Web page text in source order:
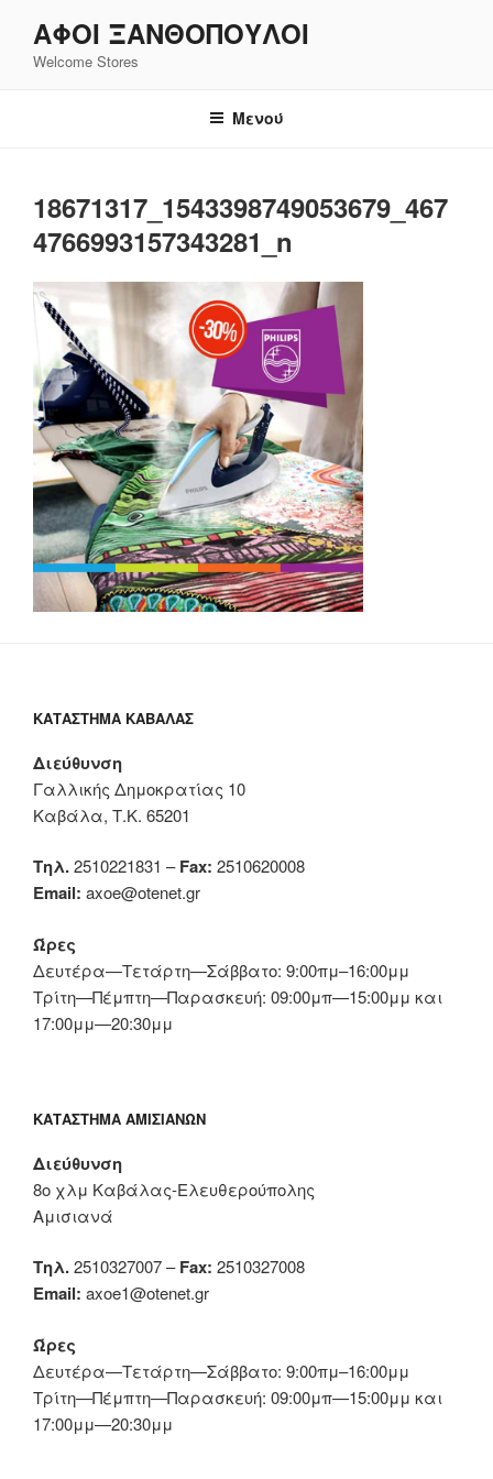
περιεχόμενο
ΑΦΟΙ ΞΑΝΘΌΠΟΥΛΟΙ
Welcome Stores
Μενού
18671317_1543398749053679_467
4766993157343281_n
ΚΑΤΆΣΤΗΜΑ ΚΑΒΆΛΑΣ
Διεύθυνση
Γαλλικής Δημοκρατίας 10
Καβάλα, Τ.Κ. 65201
Τηλ.2510221831 –Fax: 2510620008
Email: axoe@otenet.gr
Ώρες
Δευτέρα—Τετάρτη—Σάββατο: 9:00πμ–16:00μμ
Τρίτη—Πέμπτη—Παρασκευή: 09:00μπ—15:00μμ και
17:00μμ—20:30μμ
ΚΑΤΆΣΤΗΜΑ ΑΜΙΣΙΑΝΏΝ
Διεύθυνση
8ο χλμ Καβάλας-Ελευθερούπολης
Αμισιανά
Τηλ.2510327007 –Fax: 2510327008
Email: axoe1@otenet.gr
Ώρες
Δευτέρα—Τετάρτη—Σάββατο: 9:00πμ–16:00μμ
Τρίτη—Πέμπτη—Παρασκευή: 09:00μπ—15:00μμ και
17:00μμ—20:30μμ